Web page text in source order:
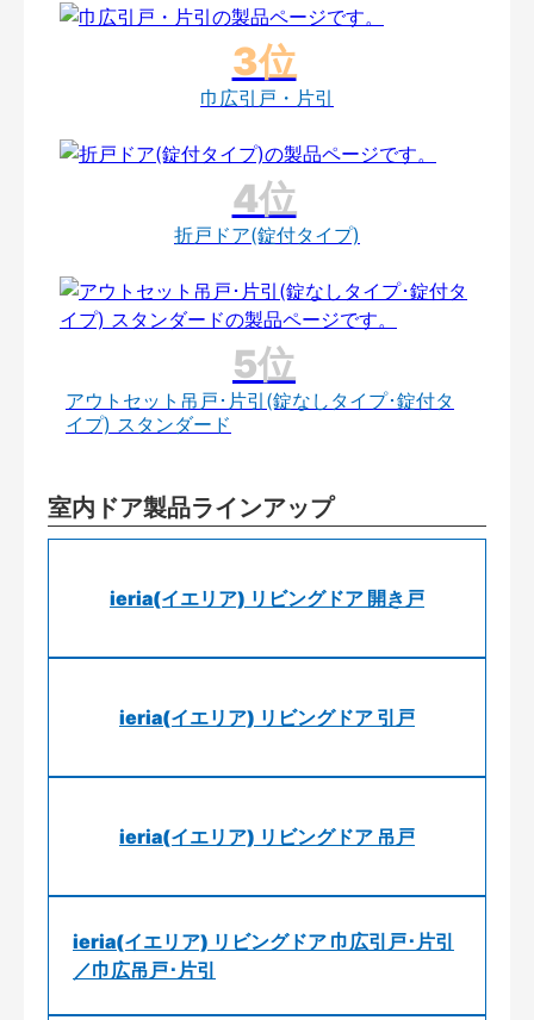
巾広引戸・片引
折戸ドア(錠付タイプ)
アウトセット吊戸･片引(錠なしタイプ･錠付タ
イプ) スタンダード
室内ドア製品ラインアップ
ieria(イエリア) リビングドア 開き戸
ieria(イエリア) リビングドア 引戸
ieria(イエリア) リビングドア 吊戸
ieria(イエリア) リビングドア 巾広引戸･片引
／巾広吊戸･片引